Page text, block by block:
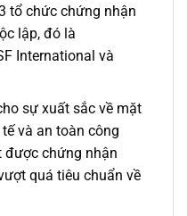
tổ chức chứng nhận
lập, đó là
International và
sự xuất sắc về mặt
và an toàn công
được chứng nhận
quá tiêu chuẩn về